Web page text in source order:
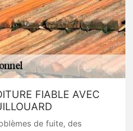
FIABLE AVEC
de fuite, des